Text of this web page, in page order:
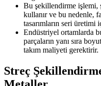
Bu şekillendirme işlemi,
kullanır ve bu nedenle,
tasarımların seri üretimi
Endüstriyel ortamlarda
parçaların yanı sıra
takım maliyeti gerektirir.
Streç